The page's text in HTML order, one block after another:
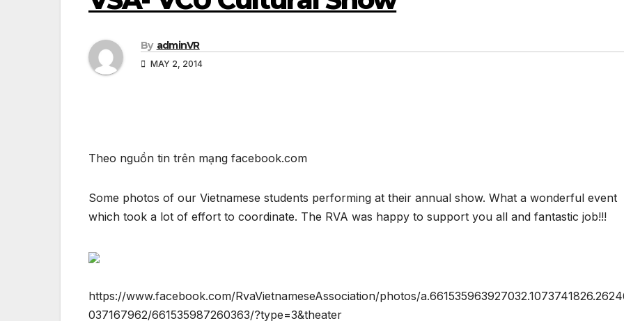
By adminVR
MAY 2, 2014
Theo nguồn tin trên mạng facebook.com
Some photos of our Vietnamese students performing at their annual show. What a wonderful event
which took a lot of effort to coordinate. The RVA was happy to support you all and fantastic job!!!
https://www.facebook.com/RvaVietnameseAssociation/photos/
037167962/661535987260363/?type=3&theater